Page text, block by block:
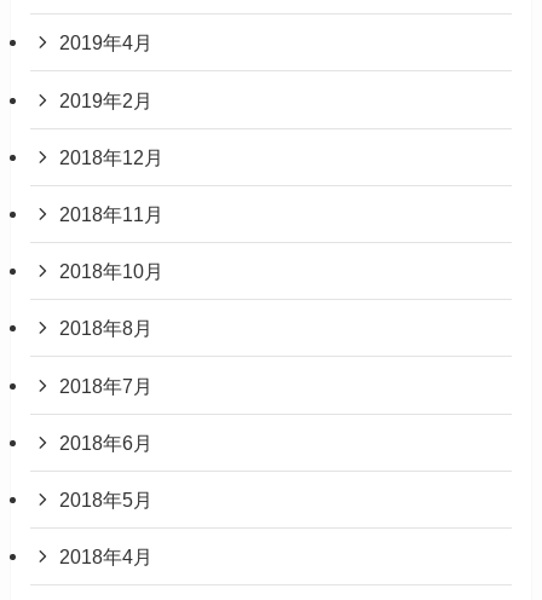
2019年4月
2019年2月
2018年12月
2018年11月
2018年10月
2018年8月
2018年7月
2018年6月
2018年5月
2018年4月